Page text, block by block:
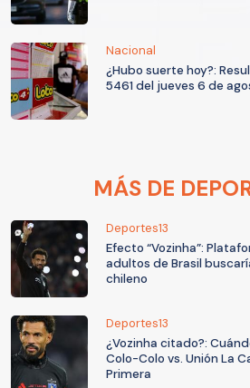
Nacional
¿Hubo suerte hoy?:
5461 del jueves 6 de
MÁS DE
Deportes13
Efecto “Vozinha”:
adultos de Brasil
chileno
Deportes13
¿Vozinha citado?:
Colo-Colo vs. Unión La
Primera